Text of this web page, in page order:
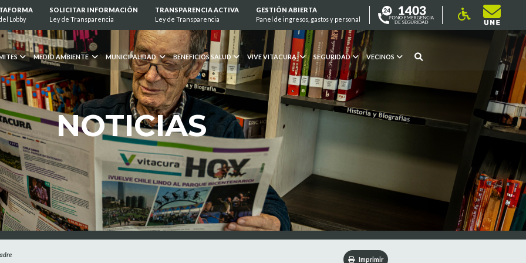
Lobby
SOLICITAR INFORMACIÓN
Ley de Transparencia
TRANSPARENCIA ACTIVA
Ley de Transparencia
GESTIÓN ABIERTA
Panel de ingresos, gastos y personal
MEDIO AMBIENTE MUNICIPALIDAD BENEFICIOS SALUD VIVE VITACURA SEGURIDAD VECINOS
NOTICIAS
Imprimir